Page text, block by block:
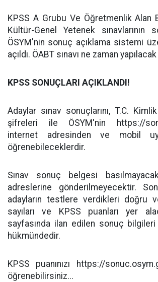
KPSS A Grubu Ve Öğretmenlik Alan
Kültür-Genel Yetenek sınavlarının
ÖSYM'nin sonuç açıklama sistemi
açıldı. ÖABT sınavı ne zaman
KPSS SONUÇLARI AÇIKLANDI!
Adaylar sınav sonuçlarını, T.C.
şifreleri ile ÖSYM'nin https://
internet adresinden ve mobil
öğrenebileceklerdir.
Sınav sonuç belgesi
adreslerine gönderilmeyecektir.
adayların testlere verdikleri doğru
sayıları ve KPSS puanları yer
sayfasında ilan edilen sonuç
hükmündedir.
KPSS puanınızı https://
öğrenebilirsiniz...